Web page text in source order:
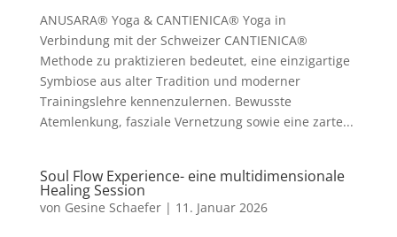
ANUSARA® Yoga & CANTIENICA® Yoga in
Verbindung mit der Schweizer CANTIENICA®️
Methode zu praktizieren bedeutet, eine einzigartige
Symbiose aus alter Tradition und moderner
Trainingslehre kennenzulernen. Bewusste
Atemlenkung, fasziale Vernetzung sowie eine zarte...
Soul Flow Experience- eine multidimensionale
Healing Session
von Gesine Schaefer| 11. Januar 2026